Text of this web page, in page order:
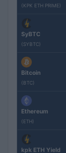
(KPK ETH PRIME)
SyBTC
(SYBTC)
Bitcoin
(BTC)
Ethereum
(ETH)
kpk ETH Yield